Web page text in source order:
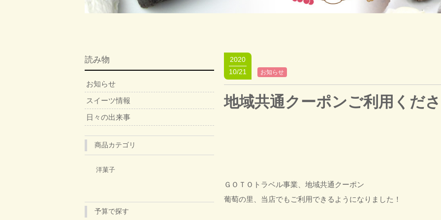
2020
10/21
お知らせ
地域共通クーポンご利用くだ
ＧＯＴＯトラベル事業、地域共通クーポン
葡萄の里、当店でもご利用できるようになりました！
読み物
お知らせ
スイーツ情報
日々の出来事
商品カテゴリ
洋菓子
予算で探す